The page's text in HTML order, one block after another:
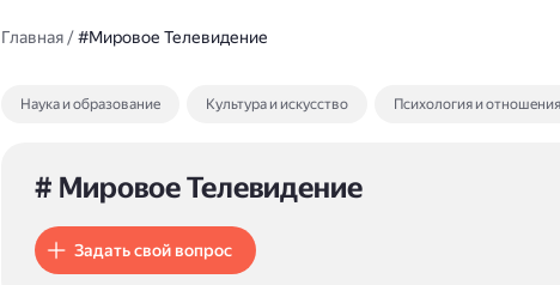
Главная/#Мировое Телевидение
Наука и образование Культура и искусство Психология и отношения
# Мировое Телевидение
Задать свой вопрос